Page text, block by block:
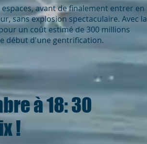
avant de finalement entrer en
sans explosion spectaculaire. Avec la
un coût estimé de 300 millions
début d'une gentrification.
à 18: 30
!